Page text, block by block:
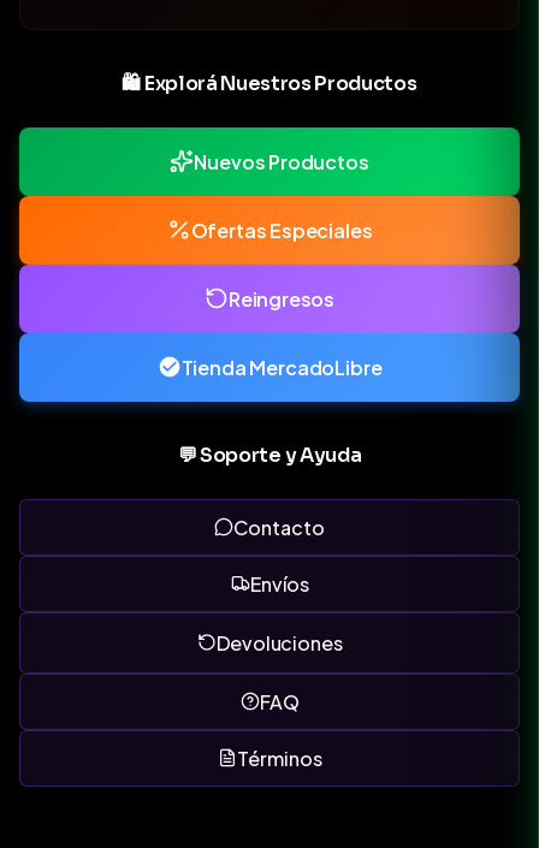
🛍️ Explorá Nuestros Productos
Nuevos Productos
Ofertas Especiales
Reingresos
Tienda MercadoLibre
💬 Soporte y Ayuda
Contacto
Envíos
Devoluciones
FAQ
Términos